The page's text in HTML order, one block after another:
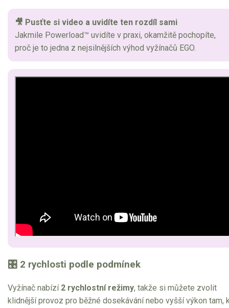
🎥 Pusťte si video a uvidíte ten rozdíl sami
Jakmile Powerload™ uvidíte v praxi, okamžitě pochopíte,
proč je to jedna z nejsilnějších výhod vyžínačů EGO.
🎛 2 rychlosti podle podmínek
Vyžínač nabízí 2 rychlostní režimy, takže si můžete zvolit
klidnější provoz pro běžné dosekávání nebo vyšší výkon tam,